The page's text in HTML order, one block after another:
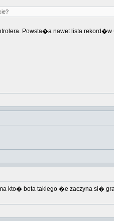
Powsta�a nawet lista
kto� bota takiego �e zaczyna si�